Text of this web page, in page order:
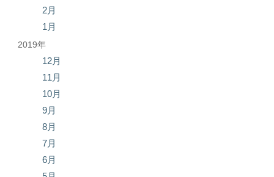
2月
1月
2019年
12月
11月
10月
9月
8月
7月
6月